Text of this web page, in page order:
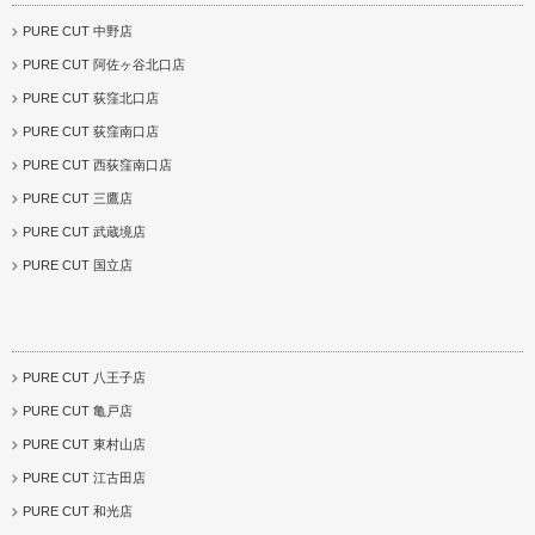
PURE CUT 中野店
PURE CUT 阿佐ヶ谷北口店
PURE CUT 荻窪北口店
PURE CUT 荻窪南口店
PURE CUT 西荻窪南口店
PURE CUT 三鷹店
PURE CUT 武蔵境店
PURE CUT 国立店
PURE CUT 八王子店
PURE CUT 亀戸店
PURE CUT 東村山店
PURE CUT 江古田店
PURE CUT 和光店